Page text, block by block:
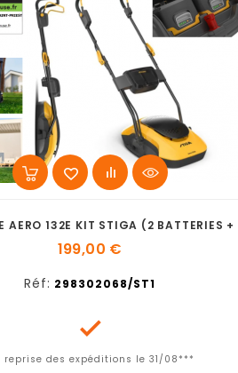
AERO 132E KIT STIGA (2 BATTERIES
199,00 €
Réf: 298302068/ST1

reprise des expéditions le 31/08***